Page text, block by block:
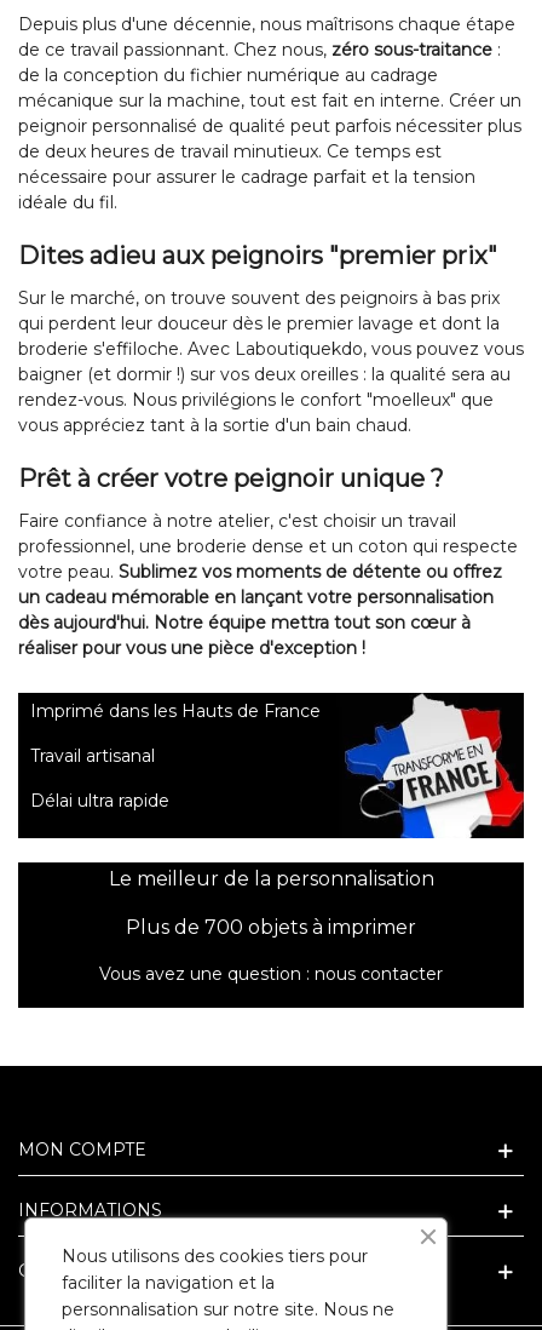
Depuis plus d'une décennie, nous maîtrisons chaque étape
de ce travail passionnant. Chez nous, zéro sous-traitance :
de la conception du fichier numérique au cadrage
mécanique sur la machine, tout est fait en interne. Créer un
peignoir personnalisé de qualité peut parfois nécessiter plus
de deux heures de travail minutieux. Ce temps est
nécessaire pour assurer le cadrage parfait et la tension
idéale du fil.
Dites adieu aux peignoirs "premier prix"
Sur le marché, on trouve souvent des peignoirs à bas prix
qui perdent leur douceur dès le premier lavage et dont la
broderie s'effiloche. Avec Laboutiquekdo, vous pouvez vous
baigner (et dormir !) sur vos deux oreilles : la qualité sera au
rendez-vous. Nous privilégions le confort "moelleux" que
vous appréciez tant à la sortie d'un bain chaud.
Prêt à créer votre peignoir unique ?
Faire confiance à notre atelier, c'est choisir un travail
professionnel, une broderie dense et un coton qui respecte
votre peau. Sublimez vos moments de détente ou offrez
un cadeau mémorable en lançant votre personnalisation
dès aujourd'hui. Notre équipe mettra tout son cœur à
réaliser pour vous une pièce d'exception !
Imprimé dans les Hauts de France
Travail artisanal
Délai ultra rapide
Le meilleur de la personnalisation
Plus de 700 objets à imprimer
Vous avez une question : nous contacter
MON COMPTE
INFORMATIONS
GUIDE ET CONSEIL CADEAU
Nous utilisons des cookies tiers pour
faciliter la navigation et la
personnalisation sur notre site. Nous ne